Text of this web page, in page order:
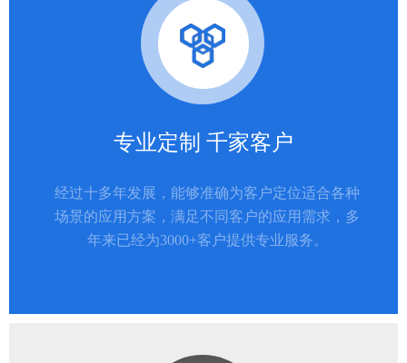
专业定制 千家客户
经过十多年发展，能够准确为客户定位适合各种
场景的应用方案，满足不同客户的应用需求，多
年来已经为3000+客户提供专业服务。